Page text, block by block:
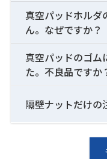
真空パッドホルダ
ん。なぜですか？
真空パッドのゴム
た。不良品ですか
隔壁ナットだけの